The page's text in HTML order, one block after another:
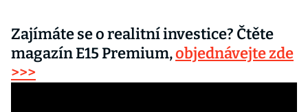
Zajímáte se o realitní investice? Čtěte
magazín E15 Premium,objednávejte zde
>>>